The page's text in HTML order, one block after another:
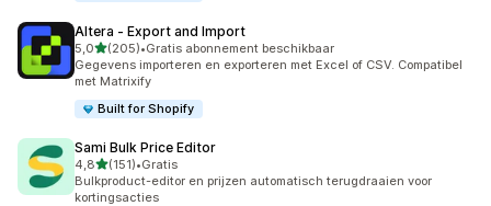
Altera ‑ Export and Import
5,0van 5 sterren
(205)
205 recensies in totaal
•Gratis abonnement beschikbaar
Gegevens importeren en exporteren met Excel of CSV. Compatibel
met Matrixify
Built for Shopify
Sami Bulk Price Editor
4,8van 5 sterren
(151)
151 recensies in totaal
•Gratis
Bulkproduct-editor en prijzen automatisch terugdraaien voor
kortingsacties